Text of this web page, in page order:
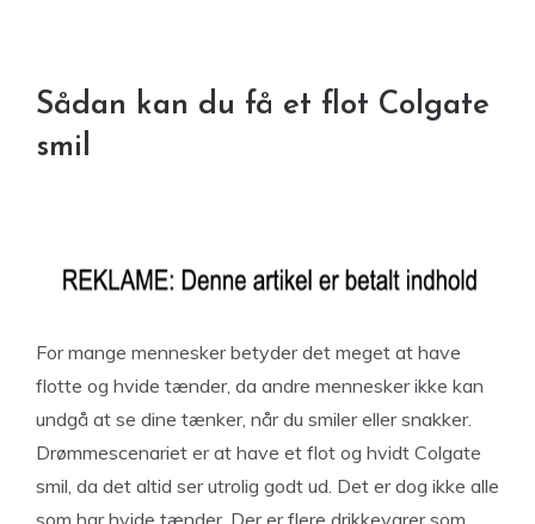
Sådan kan du få et flot Colgate
smil
For mange mennesker betyder det meget at have
flotte og hvide tænder, da andre mennesker ikke kan
undgå at se dine tænker, når du smiler eller snakker.
Drømmescenariet er at have et flot og hvidt Colgate
smil, da det altid ser utrolig godt ud. Det er dog ikke alle
som har hvide tænder. Der er flere drikkevarer som